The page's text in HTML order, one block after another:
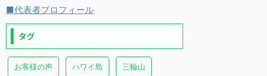
■代表者プロフィール
タグ
お客様の声 ハワイ島 三輪山